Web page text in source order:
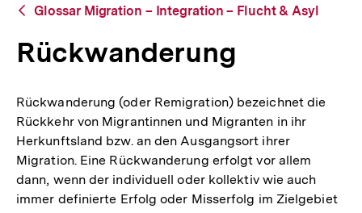
Zurück
Übersicht
Glossar Migration – Integration – Flucht & Asyl
Rückwanderung
Rückwanderung (oder Remigration) bezeichnet die
Rückkehr von Migrantinnen und Migranten in ihr
Herkunftsland bzw. an den Ausgangsort ihrer
Migration. Eine Rückwanderung erfolgt vor allem
dann, wenn der individuell oder kollektiv wie auch
immer definierte Erfolg oder Misserfolg im Zielgebiet